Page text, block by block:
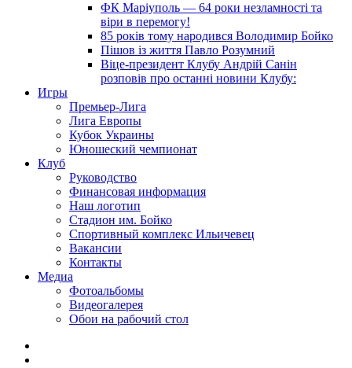
ФК Маріуполь — 64 роки незламності та
віри в перемогу!
85 років тому народився Володимир Бойко
Пішов із життя Павло Розумний
Віце-президент Клубу Андрій Санін
розповів про останні новини Клубу:
Игры
Премьер-Лига
Лига Европы
Кубок Украины
Юношеский чемпионат
Клуб
Руководство
Финансовая информация
Наш логотип
Стадион им. Бойко
Спортивный комплекс Ильичевец
Вакансии
Контакты
Медиа
Фотоальбомы
Видеогалерея
Обои на рабочий стол